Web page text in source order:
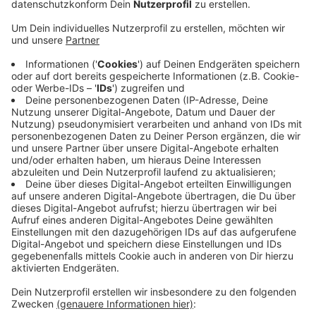
Veröffentlicht: Sonntag, 29.09.2019 10:06
Anzeige
Parallel zur Pflanzen-Verschenk-Aktion hat es Tipps
für das richtige Einpflanzen und die Pflanzenpflege
gegeben. Mit der Aktion wollen die Alexianer die
öffentlichen Gärtner in Köln dabei unterstützen, dem
Klimawandel zu trotzen.
Die Verteilung fand in Deutz statt, weil dort laut den
Alexianern, ein bundesweites Projekt angesiedelt ist,
das sich mit Klimavorsorge durch urbanes Grün
beschäftigt.
Anzeige